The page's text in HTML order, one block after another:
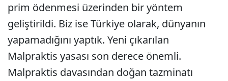
prim ödenmesi üzerinden bir yöntem
geliştirildi. Biz ise Türkiye olarak, dünyanın
yapamadığını yaptık. Yeni çıkarılan
Malpraktis yasası son derece önemli.
Malpraktis davasından doğan tazminatı